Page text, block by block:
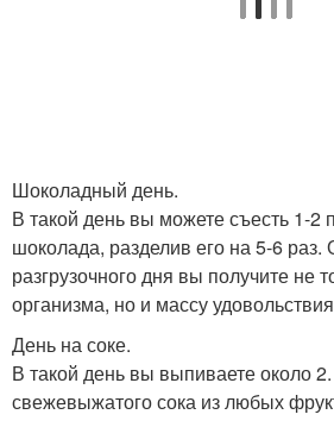
Шоколадный день.
В такой день вы можете съесть 1-2
шоколада, разделив его на 5-6 раз.
разгрузочного дня вы получите не
организма, но и массу
День на соке.
В такой день вы выпиваете около
свежевыжатого сока из любых